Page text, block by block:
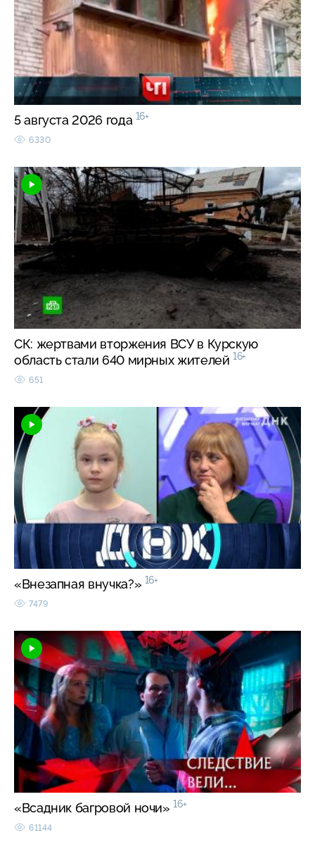
5 августа 2026 года 16+
6330
СК: жертвами вторжения ВСУ в Курскую
область стали 640 мирных жителей 16+
651
«Внезапная внучка?» 16+
7479
«Всадник багровой ночи» 16+
61144